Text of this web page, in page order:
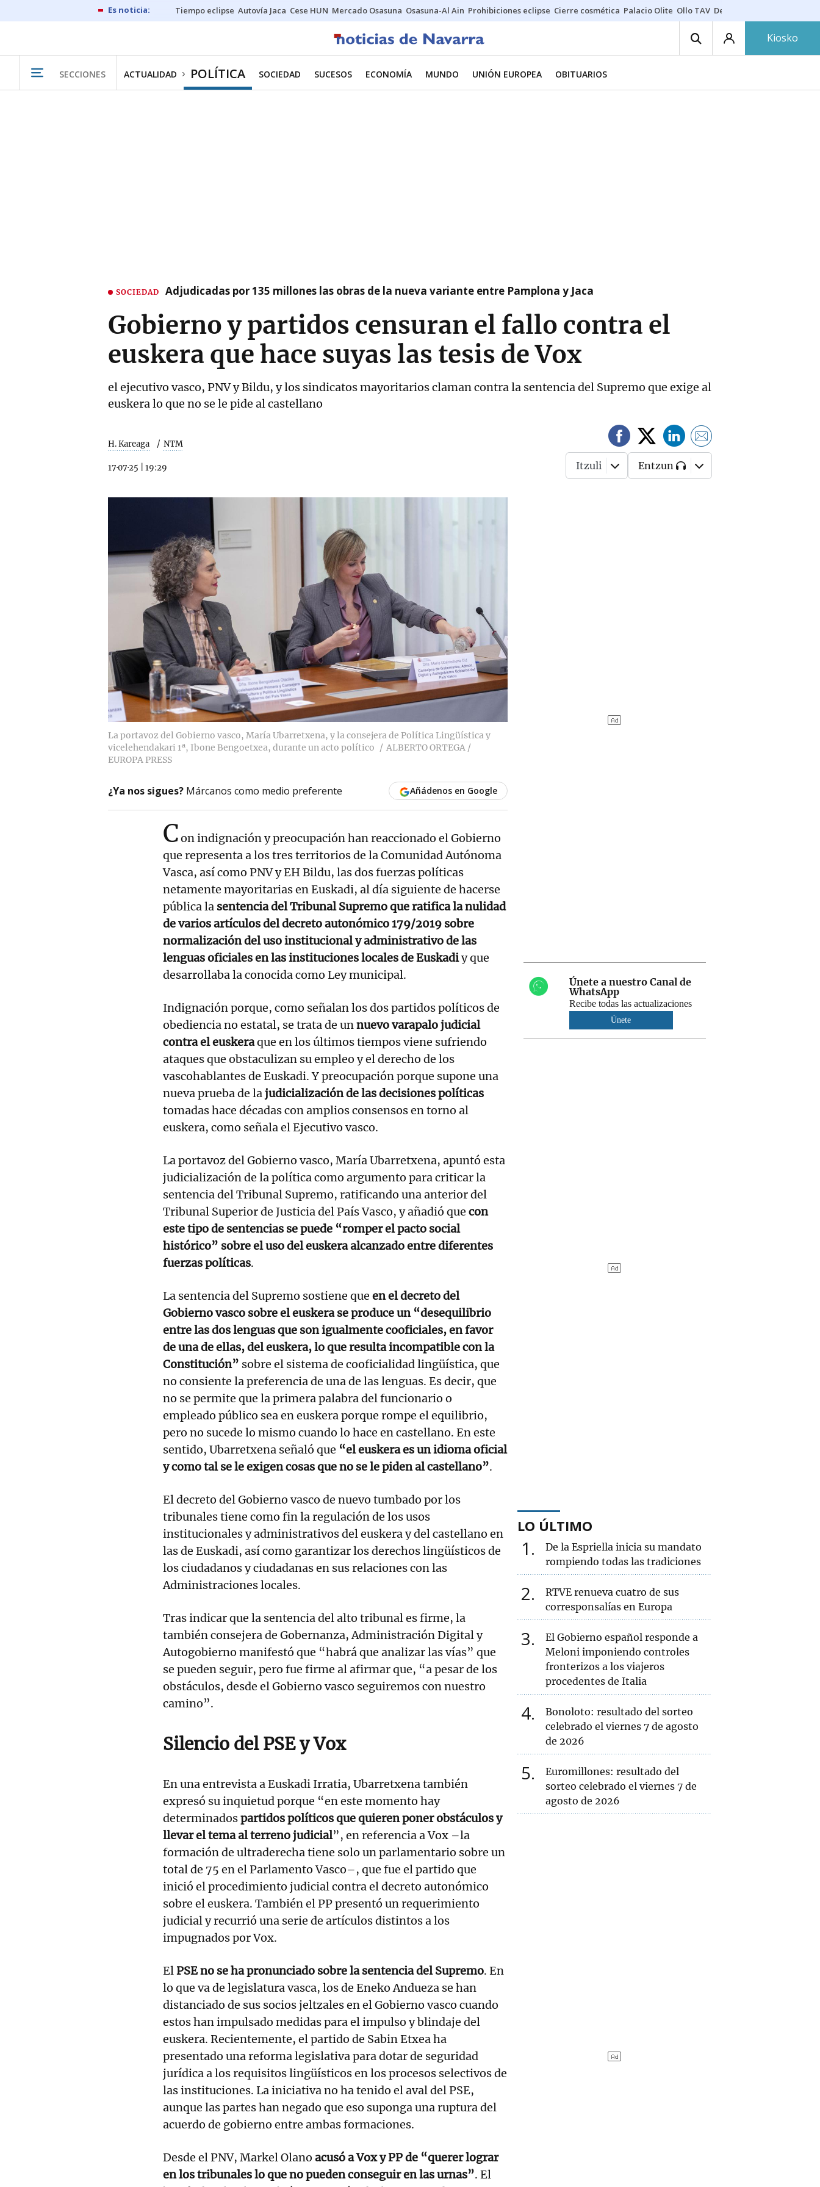
Tiempo eclipse Autovía Jaca Cese HUN Mercado Osasuna Osasuna-Al Ain Prohibiciones eclipse Cierre cosmética Palacio Olite Ollo TAV Derrama vecinos
Kiosko
SECCIONES ACTUALIDAD POLÍTICA SOCIEDAD SUCESOS ECONOMÍA MUNDO UNIÓN EUROPEA OBITUARIOS
SOCIEDAD Adjudicadas por 135 millones las obras de la nueva variante entre Pamplona y Jaca
Gobierno y partidos censuran el fallo contra el
euskera que hace suyas las tesis de Vox
el ejecutivo vasco, PNV y Bildu, y los sindicatos mayoritarios claman contra la sentencia del Supremo que exige al
euskera lo que no se le pide al castellano
H. Kareaga NTM
17·07·25 19:29 Itzuli Entzun
La portavoz del Gobierno vasco, María Ubarretxena, y la consejera de Política Lingüística y
vicelehendakari 1ª, Ibone Bengoetxea, durante un acto político
ALBERTO ORTEGA /
EUROPA PRESS
¿Ya nos sigues? Márcanos como medio preferente Añádenos en Google
Con indignación y preocupación han reaccionado el Gobierno
que representa a los tres territorios de la Comunidad Autónoma
Vasca, así como PNV y EH Bildu, las dos fuerzas políticas
netamente mayoritarias en Euskadi, al día siguiente de hacerse
pública la sentencia del Tribunal Supremo que ratifica la nulidad
de varios artículos del decreto autonómico 179/2019 sobre
normalización del uso institucional y administrativo de las
lenguas oficiales en las instituciones locales de Euskadiy que
desarrollaba la conocida como Ley municipal.
Indignación porque, como señalan los dos partidos políticos de
obediencia no estatal, se trata de unnuevo varapalo judicial
contra el euskeraque en los últimos tiempos viene sufriendo
ataques que obstaculizan su empleo y el derecho de los
vascohablantes de Euskadi. Y preocupación porque supone una
nueva prueba de lajudicialización de las decisiones políticas
tomadas hace décadas con amplios consensos en torno al
euskera, como señala el Ejecutivo vasco.
La portavoz del Gobierno vasco, María Ubarretxena, apuntó esta
judicialización de la política como argumento para criticar la
sentencia del Tribunal Supremo, ratificando una anterior del
Tribunal Superior de Justicia del País Vasco, y añadió que con
este tipo de sentencias se puede “romper el pacto social
histórico” sobre el uso del euskera alcanzado entre diferentes
fuerzas políticas.
La sentencia del Supremo sostiene que en el decreto del
Gobierno vasco sobre el euskera se produce un “desequilibrio
entre las dos lenguas que son igualmente cooficiales, en favor
de una de ellas, del euskera, lo que resulta incompatible con la
Constitución” sobre el sistema de cooficialidad lingüística, que
no consiente la preferencia de una de las lenguas. Es decir, que
no se permite que la primera palabra del funcionario o
empleado público sea en euskera porque rompe el equilibrio,
pero no sucede lo mismo cuando lo hace en castellano. En este
sentido, Ubarretxena señaló que “el euskera es un idioma oficial
y como tal se le exigen cosas que no se le piden al castellano”.
El decreto del Gobierno vasco de nuevo tumbado por los
tribunales tiene como fin la regulación de los usos
institucionales y administrativos del euskera y del castellano en
las de Euskadi, así como garantizar los derechos lingüísticos de
los ciudadanos y ciudadanas en sus relaciones con las
Administraciones locales.
Tras indicar que la sentencia del alto tribunal es firme, la
también consejera de Gobernanza, Administración Digital y
Autogobierno manifestó que “habrá que analizar las vías” que
se pueden seguir, pero fue firme al afirmar que, “a pesar de los
obstáculos, desde el Gobierno vasco seguiremos con nuestro
camino”.
Silencio del PSE y Vox
En una entrevista a Euskadi Irratia, Ubarretxena también
expresó su inquietud porque “en este momento hay
determinadospartidos políticos que quieren poner obstáculos y
llevar el tema al terreno judicial”, en referencia a Vox –la
formación de ultraderecha tiene solo un parlamentario sobre un
total de 75 en el Parlamento Vasco–, que fue el partido que
inició el procedimiento judicial contra el decreto autonómico
sobre el euskera. También el PP presentó un requerimiento
judicial y recurrió una serie de artículos distintos a los
impugnados por Vox.
ElPSE no se ha pronunciado sobre la sentencia del Supremo. En
lo que va de legislatura vasca, los de Eneko Andueza se han
distanciado de sus socios jeltzales en el Gobierno vasco cuando
estos han impulsado medidas para el impulso y blindaje del
euskera. Recientemente, el partido de Sabin Etxea ha
presentado una reforma legislativa para dotar de seguridad
jurídica a los requisitos lingüísticos en los procesos selectivos de
las instituciones. La iniciativa no ha tenido el aval del PSE,
aunque las partes han negado que eso suponga una ruptura del
acuerdo de gobierno entre ambas formaciones.
Desde el PNV, Markel Olano acusó a Vox y PP de “querer lograr
en los tribunales lo que no pueden conseguir en las urnas”. El
Únete a nuestro Canal de
WhatsApp
Recibe todas las actualizaciones
Únete
LO ÚLTIMO
1
De la Espriella inicia su mandato
rompiendo todas las tradiciones
2
RTVE renueva cuatro de sus
corresponsalías en Europa
3
El Gobierno español responde a
Meloni imponiendo controles
fronterizos a los viajeros
procedentes de Italia
4
Bonoloto: resultado del sorteo
celebrado el viernes 7 de agosto
de 2026
5
Euromillones: resultado del
sorteo celebrado el viernes 7 de
agosto de 2026